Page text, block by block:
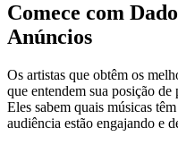
Comece com
Anúncios
Os artistas que obtêm os
que entendem sua posição
Eles sabem quais músicas
audiência estão engajando e